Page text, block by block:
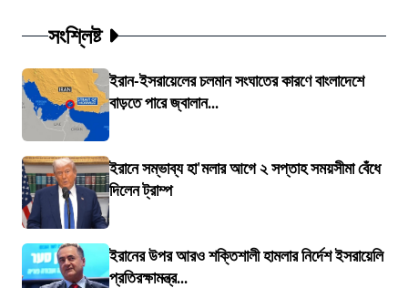
সংশ্লিষ্ট
ইরান-ইসরায়েলের চলমান সংঘাতের কারণে বাংলাদেশে
বাড়তে পারে জ্বালান...
ইরানে সম্ভাব্য হা'মলার আগে ২ সপ্তাহ সময়সীমা বেঁধে
দিলেন ট্রাম্প
ইরানের উপর আরও শক্তিশালী হামলার নির্দেশ ইসরায়েলি
প্রতিরক্ষামন্ত্র...